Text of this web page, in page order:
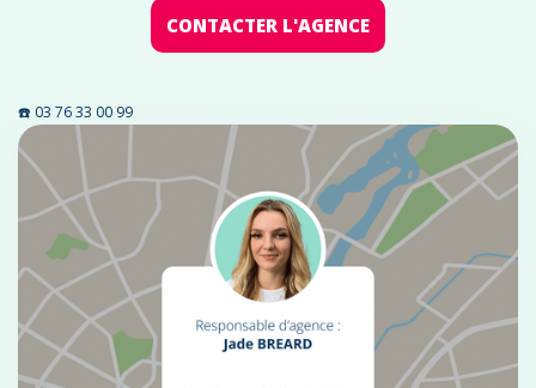
CONTACTER L'AGENCE
☎️ 03 76 33 00 99